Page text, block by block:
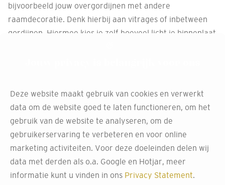
bijvoorbeeld jouw overgordijnen met andere
raamdecoratie. Denk hierbij aan vitrages of inbetween
gordijnen. Hiermee kies je zelf hoeveel licht je binnenlaat
Rustig thuis kiezen
Bij Decokay bieden we een ruime selectie van
verschillende soorten overgordijnen. Wil je graag thuis je
keuze maken? Of ervaren wat de lichtinval van jouw
kamer op een kleur doet? Dat kan. Wij hebben een
collectie stalen die je mee naar huis kunt nemen, zodat je
Deze website maakt gebruik van cookies en verwerkt
data om de website goed te laten functioneren, om het
gebruik van de website te analyseren, om de
gebruikerservaring te verbeteren en voor online
marketing activiteiten. Voor deze doeleinden delen wij
data met derden als o.a. Google en Hotjar, meer
informatie kunt u vinden in ons Privacy Statement.